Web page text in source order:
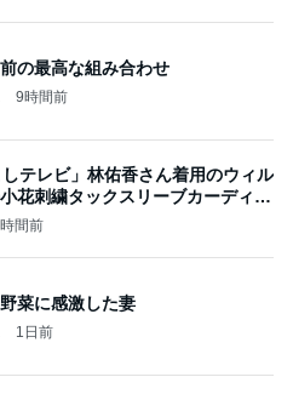
の最高な組み合わせ
9時間前
テレビ」林佑香さん着用のウィル
花刺繍タックスリーブカーディガ
間前
菜に感激した妻
1日前